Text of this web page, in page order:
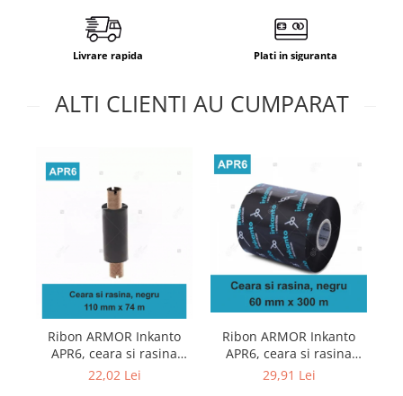
Livrare rapida Plati in siguranta
ALTI CLIENTI AU CUMPARAT
Ribon ARMOR Inkanto
APR6, ceara si rasina
(wax&resin), negru,
22,02 Lei
Ribon ARMOR Inkanto
APR6, ceara si rasina
(wax&resin), negru,
29,91 Lei